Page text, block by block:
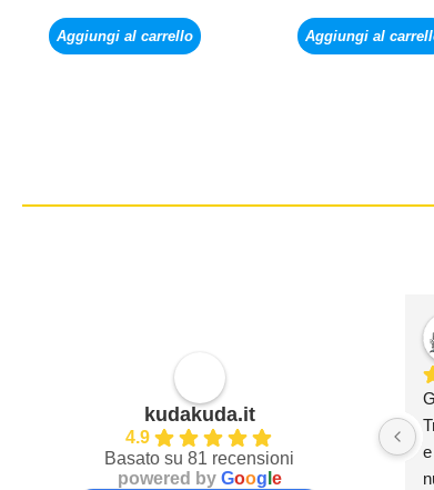
Aggiungi al carrello Aggiungi al
kudakuda.it
4.9
Basato su 81 recensioni
powered by Goog e